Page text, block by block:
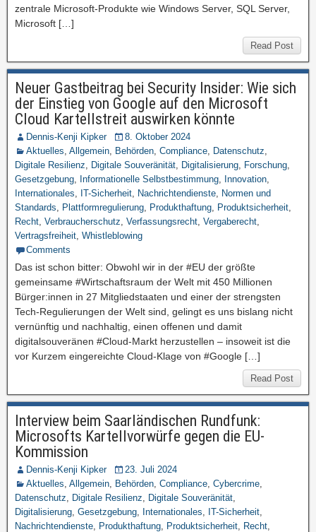
zentrale Microsoft-Produkte wie Windows Server, SQL Server,
Microsoft […]
Read Post
Neuer Gastbeitrag bei Security Insider: Wie sich
der Einstieg von Google auf den Microsoft
Cloud Kartellstreit auswirken könnte
Dennis-Kenji Kipker
8. Oktober 2024
Aktuelles, Allgemein, Behörden, Compliance, Datenschutz,
Digitale Resilienz, Digitale Souveränität, Digitalisierung, Forschung,
Gesetzgebung, Informationelle Selbstbestimmung, Innovation,
Internationales, IT-Sicherheit, Nachrichtendienste, Normen und
Standards, Plattformregulierung, Produkthaftung, Produktsicherheit,
Recht, Verbraucherschutz, Verfassungsrecht, Vergaberecht,
Vertragsfreiheit, Whistleblowing
Comments
Das ist schon bitter: Obwohl wir in der #EU der größte
gemeinsame #Wirtschaftsraum der Welt mit 450 Millionen
Bürger:innen in 27 Mitgliedstaaten und einer der strengsten
Tech-Regulierungen der Welt sind, gelingt es uns bislang nicht
vernünftig und nachhaltig, einen offenen und damit
digitalsouveränen #Cloud-Markt herzustellen – insoweit ist die
vor Kurzem eingereichte Cloud-Klage von #Google […]
Read Post
Interview beim Saarländischen Rundfunk:
Microsofts Kartellvorwürfe gegen die EU-
Kommission
Dennis-Kenji Kipker
23. Juli 2024
Aktuelles, Allgemein, Behörden, Compliance, Cybercrime,
Datenschutz, Digitale Resilienz, Digitale Souveränität,
Digitalisierung, Gesetzgebung, Internationales, IT-Sicherheit,
Nachrichtendienste, Produkthaftung, Produktsicherheit, Recht,